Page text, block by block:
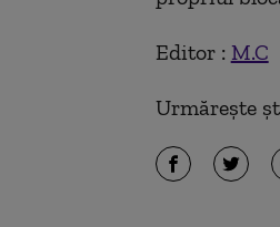
Editor : M.C
Urmărește